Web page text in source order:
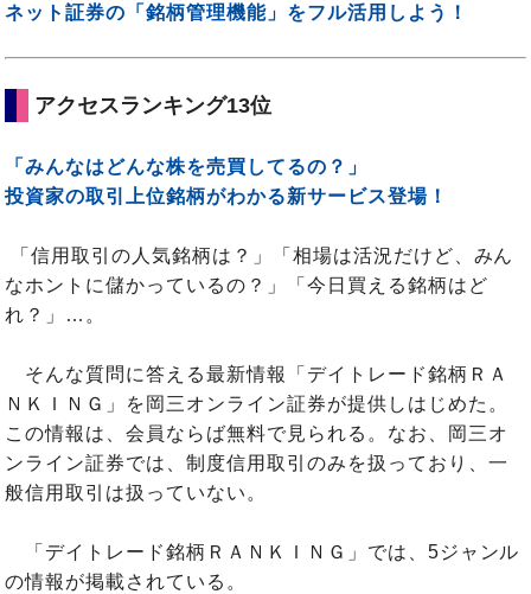
ネット証券の「銘柄管理機能」をフル活用しよう！
アクセスランキング13位
「みんなはどんな株を売買してるの？」
投資家の取引上位銘柄がわかる新サービス登場！
「信用取引の人気銘柄は？」「相場は活況だけど、みん
なホントに儲かっているの？」「今日買える銘柄はど
れ？」…。
そんな質問に答える最新情報「デイトレード銘柄ＲＡ
ＮＫＩＮＧ」を岡三オンライン証券が提供しはじめた。
この情報は、会員ならば無料で見られる。なお、岡三オ
ンライン証券では、制度信用取引のみを扱っており、一
般信用取引は扱っていない。
「デイトレード銘柄ＲＡＮＫＩＮＧ」では、5ジャンル
の情報が掲載されている。